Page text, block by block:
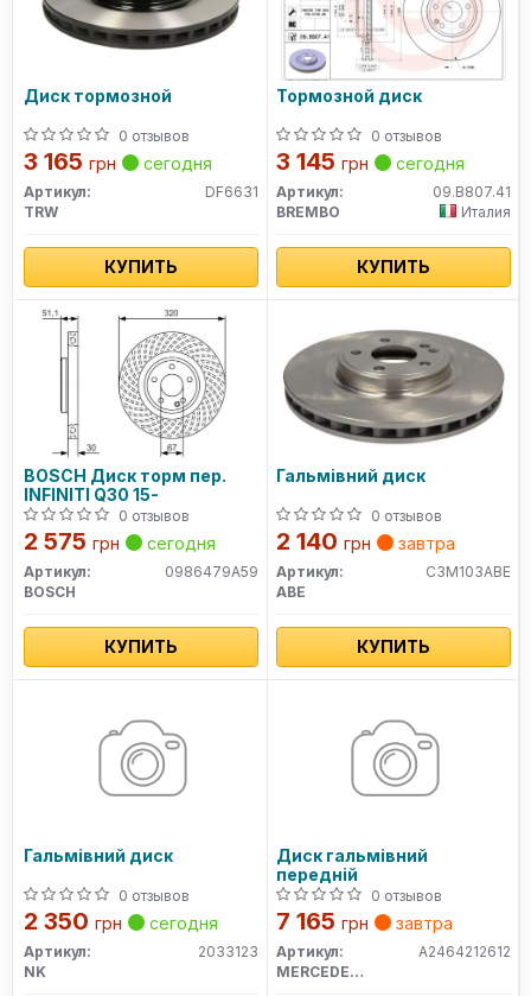
Диск тормозной
0 отзывов
3 165 грн сегодня
Артикул:
DF6631
TRW
КУПИТЬ
Тормозной диск
0 отзывов
3 145 грн сегодня
Артикул:
09.B807.41
BREMBO
Италия
КУПИТЬ
BOSCH Диск торм пер.
INFINITI Q30 15-
0 отзывов
2 575 грн сегодня
Артикул:
0986479A59
BOSCH
КУПИТЬ
Гальмівний диск
0 отзывов
2 140 грн завтра
Артикул:
C3M103ABE
ABE
КУПИТЬ
Гальмівний диск
0 отзывов
2 350 грн сегодня
Артикул:
2033123
NK
Диск гальмівний
передній
0 отзывов
7 165 грн завтра
Артикул:
A2464212612
MERCEDES-BENZ